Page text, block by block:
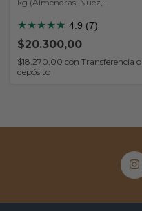
kg (Almendras, Nuez,
Morena)
★★★★★
★ 4.9 (7)
$20.300,00
$18.270,00 con Transferencia o
depósito